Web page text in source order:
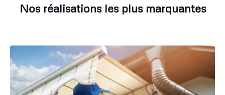
Nos réalisations les plus marquantes